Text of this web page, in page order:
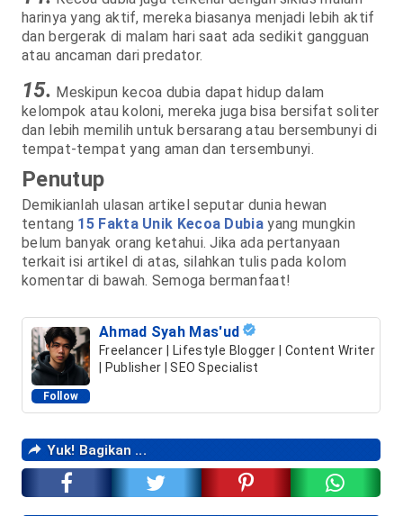
harinya yang aktif, mereka biasanya menjadi lebih aktif
dan bergerak di malam hari saat ada sedikit gangguan
atau ancaman dari predator.
15. Meskipun kecoa dubia dapat hidup dalam
kelompok atau koloni, mereka juga bisa bersifat soliter
dan lebih memilih untuk bersarang atau bersembunyi di
tempat-tempat yang aman dan tersembunyi.
Penutup
Demikianlah ulasan artikel seputar dunia hewan
tentang 15 Fakta Unik Kecoa Dubiayang mungkin
belum banyak orang ketahui. Jika ada pertanyaan
terkait isi artikel di atas, silahkan tulis pada kolom
komentar di bawah. Semoga bermanfaat!
Follow
Ahmad Syah Mas'ud
Freelancer | Lifestyle Blogger | Content Writer
| Publisher | SEO Specialist
Yuk! Bagikan ...